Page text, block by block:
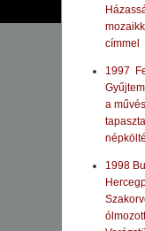
címmel
1997
a
1998